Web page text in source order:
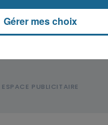
Gérer mes choix